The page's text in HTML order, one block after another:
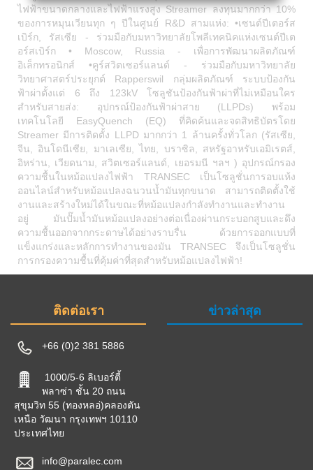
ไฟฟ้าขนาดกลางและไฟฟ้าแรงสูง Streamer ลงทุนมากกว่า 10%
ของการหมุนเวียนทุก ๆ ปีในศูนย์ R&D สามแห่ง: •เซนต์ปีเตอร์ส
เบิร์ก, รัสเซีย - ร่วมมือกับมหาวิทยาลัยโพลีเทคนิคแห่งเซนต์ปีเต
อร์สเบิร์ก • Moscow, Russia - เพื่อการพัฒนาผลิตภัณฑ์
อิเล็กทรอนิกส์ •คูร์สวิตเซอร์แลนด์ - ร่วมมือกับมหาวิทยาลัย
วิทยาศาสตร์ประยุกต์ Rapperswil กลุ่มผลิตภัณฑ์ ระบบป้องกัน
ฟ้าผ่าตั้งแต่ 6 ถึง 123kV โซลูชันป้องกันฟ้าผ่าที่ไม่เหมือนใคร
สำหรับสายส่ง: อุปกรณ์ป้องกันฟ้าผ่าสาย (LLPDs) พร้อม
เทคโนโลยี EasyQuench (EQ) ที่คิดค้นและจดสิทธิบัตรโดย
Streamer มีการติดตั้ง LLPD มากกว่า 1 ล้านครั้งทั่วโลก (รัสเซีย,
จีน, อินโดนีเซีย, มาเลเซีย, ไทย, บราซิล, สหรัฐอาหรับเอมิเรตส์,
อิหร่าน, เวียดนาม, สวิตเซอร์แลนด์, เยอรมนี ฯลฯ ) อุปกรณ์กรอง
ความชื้นในหม้อแปลงไฟฟ้า TRANSEC เป็นโซลูชั่นการอบแห้ง
ออนไลน์สำหรับหม้อแปลงฉนวนน้ำมันทุกขนาด สามารถติดตั้งใช้
งานและสร้างใหม่ได้ในขณะที่หม้อแปลงกำลังทำงานและทำงาน
อยู่ มันปั๊มน้ำมันหม้อแปลงอย่างต่อเนื่องผ่านกระบอกสูบและดึง
ความชื้นออกจากกระดาษได้อย่างราบรื่น ด้วยการออกแบบที่
แข็งแกร่งและหลักการทำงานของมัน TRANSEC จึงเป็นโซลูชั่น
การกรองความชื้นที่คุ้มค่าที่สุดสำหรับหม้อแปลงไฟฟ้า!
ติดต่อเรา
+66 (0)2 381 5886
1000/5-6 ลิเบอร์ตี้
พลาซ่า ชั้น 20 ถนน
สุขุมวิท 55 (ทองหลอ่)คลองตัน
เหนือ วัฒนา กรุงเทพฯ 10110
ประเทศไทย
info@paralec.com
ข่าวล่าสุด